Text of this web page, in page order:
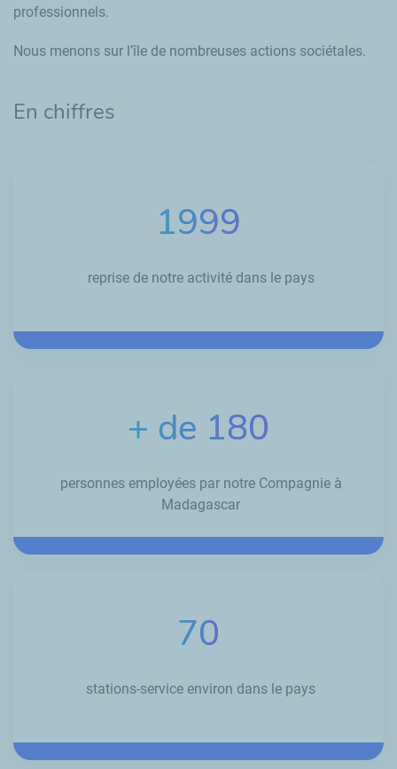
professionnels.
Nous menons sur l’île de nombreuses actions sociétales.
En chiffres
1999
reprise de notre activité dans le pays
+ de 180
personnes employées par notre Compagnie à
Madagascar
70
stations-service environ dans le pays